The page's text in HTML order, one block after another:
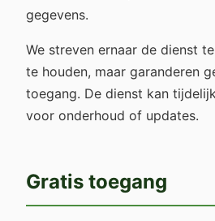
gegevens.
We streven ernaar de dienst
te houden, maar garanderen
toegang. De dienst kan
voor onderhoud of updates.
Gratis toegang